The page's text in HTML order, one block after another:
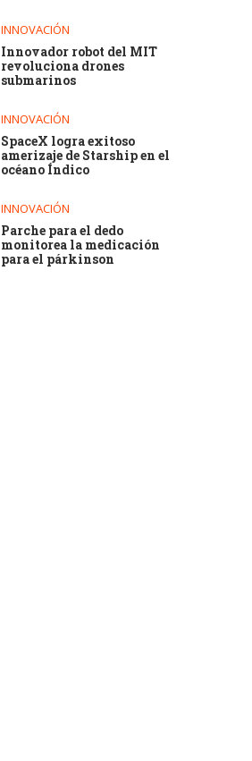
INNOVACIÓN
Innovador robot del MIT
revoluciona drones
submarinos
INNOVACIÓN
SpaceX logra exitoso
amerizaje de Starship en el
océano Índico
INNOVACIÓN
Parche para el dedo
monitorea la medicación
para el párkinson